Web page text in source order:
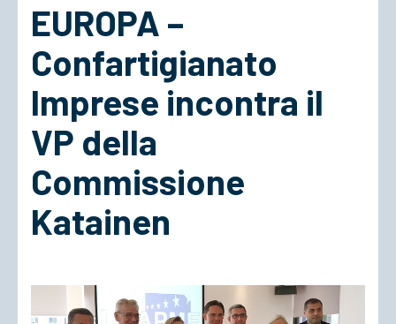
Cosa Facciamo
ACCEDI
EUROPA –
Confartigianato
Imprese incontra il
VP della
Commissione
Katainen